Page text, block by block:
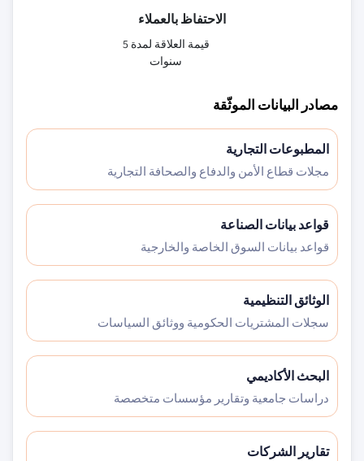
الاحتفاظ بالعملاء
قيمة العلاقة لمدة 5
سنوات
مصادر البيانات الموثّقة
المطبوعات التجارية
مجلات قطاع الأمن والدفاع والصحافة التجارية
قواعد بيانات الصناعة
قواعد بيانات السوق الخاصة والخارجية
الوثائق التنظيمية
سجلات المشتريات الحكومية ووثائق السياسات
البحث الأكاديمي
دراسات جامعية وتقارير مؤسسات متخصصة
تقارير الشركات